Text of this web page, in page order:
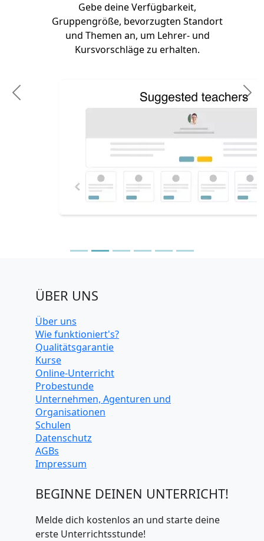
Gebe deine Verfügbarkeit,
Gruppengröße, bevorzugten Standort
und Themen an, um Lehrer- und
Kursvorschläge zu erhalten.
Previous
ÜBER UNS
Über uns
Wie funktioniert's?
Qualitätsgarantie
Kurse
Online-Unterricht
Probestunde
Unternehmen, Agenturen und
Organisationen
Schulen
Datenschutz
AGBs
Impressum
BEGINNE DEINEN UNTERRICHT!
Melde dich kostenlos an und starte deine
erste Unterrichtsstunde!